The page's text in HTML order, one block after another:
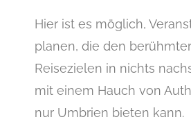
Hier ist es möglich,
planen, die den
Reisezielen in nichts
mit einem Hauch von
nur Umbrien bieten kann.